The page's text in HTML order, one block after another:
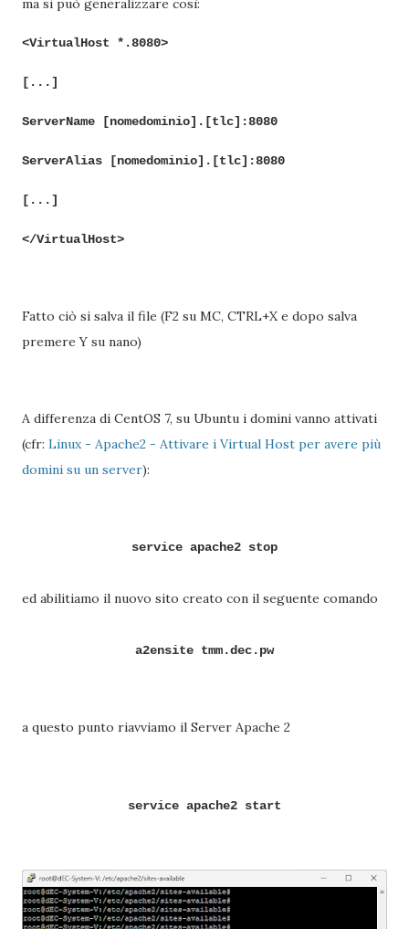
ma si può generalizzare così:
<VirtualHost *.8080>
[...]
ServerName [nomedominio].[tlc]:8080
ServerAlias [nomedominio].[tlc]:8080
[...]
</VirtualHost>
Fatto ciò si salva il file (F2 su MC, CTRL+X e dopo salva
premere Y su nano)
A differenza di CentOS 7, su Ubuntu i domini vanno attivati
(cfr: Linux - Apache2 - Attivare i Virtual Host per avere più
domini su un server):
service apache2 stop
ed abilitiamo il nuovo sito creato con il seguente comando
a2ensite tmm.dec.pw
a questo punto riavviamo il Server Apache 2
service apache2 start